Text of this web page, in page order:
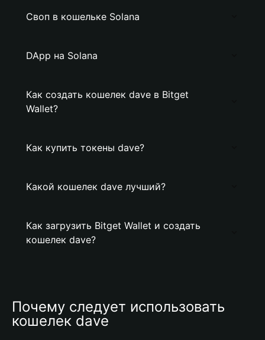
Своп в кошельке Solana
DApp на Solana
Как создать кошелек dave в Bitget
Wallet?
Как купить токены dave?
Какой кошелек dave лучший?
Как загрузить Bitget Wallet и создать
кошелек dave?
Почему следует использовать
кошелек dave